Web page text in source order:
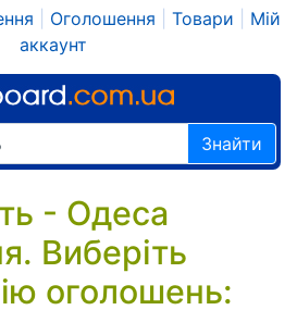
Оголошення Товари
Мій
аккаунт
Знайти
- Одеса
Виберіть
оголошень: